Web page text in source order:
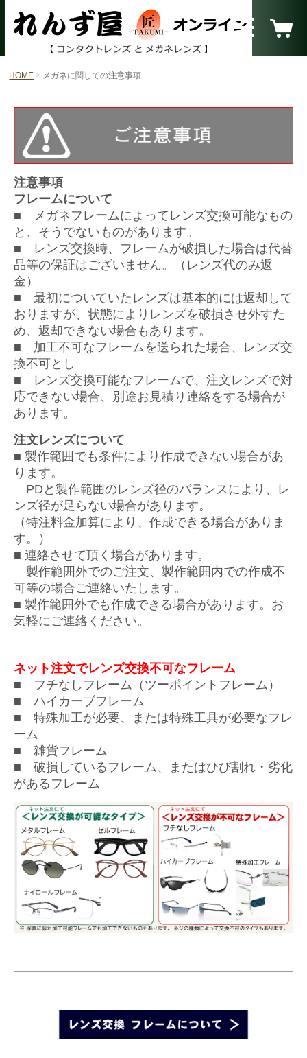
HOME メガネに関しての注意事項
注意事項
フレームについて
■ メガネフレームによってレンズ交換可能なもの
と、そうでないものがあります。
■ レンズ交換時、フレームが破損した場合は代替
品等の保証はございません。（レンズ代のみ返
金）
■ 最初についていたレンズは基本的には返却して
おりますが、状態によりレンズを破損させ外すた
め、返却できない場合もあります。
■ 加工不可なフレームを送られた場合、レンズ交
換不可とし
■ レンズ交換可能なフレームで、注文レンズで対
応できない場合、別途お見積り連絡をする場合が
あります。
注文レンズについて
■ 製作範囲でも条件により作成できない場合があ
ります。
PDと製作範囲のレンズ径のバランスにより、レ
ンズ径が足らない場合があります。
（特注料金加算により、作成できる場合がありま
す。）
■ 連絡させて頂く場合があります。
製作範囲外でのご注文、製作範囲内での作成不
可等の場合ご連絡いたします。
■ 製作範囲外でも作成できる場合があります。お
気軽にご連絡ください。
ネット注文でレンズ交換不可なフレーム
■ フチなしフレーム（ツーポイントフレーム）
■ ハイカーブフレーム
■ 特殊加工が必要、または特殊工具が必要なフレ
ーム
■ 雑貨フレーム
■ 破損しているフレーム、またはひび割れ・劣化
があるフレーム